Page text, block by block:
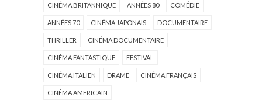
CINÉMA BRITANNIQUE ANNÉES 80 COMÉDIE
ANNÉES 70 CINÉMA JAPONAIS DOCUMENTAIRE
THRILLER CINÉMA DOCUMENTAIRE
CINÉMA FANTASTIQUE FESTIVAL
CINÉMA ITALIEN DRAME CINÉMA FRANÇAIS
CINÉMA AMERICAIN